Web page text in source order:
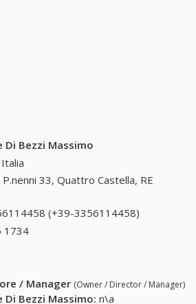
Di Bezzi Massimo
P.nenni 33, Quattro Castella, RE
(+39-3356114458)
1734
/ Manager (Owner / Director / Manager)
Di Bezzi Massimo: n\a